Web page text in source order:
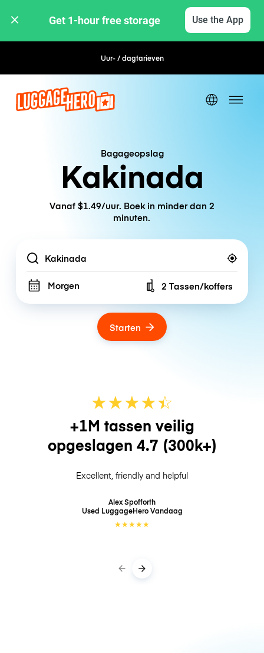
Get 1-hour free storage Use the App
Uur- / dagtarieven Flexibel boeken
Bagageopslag
Kakinada
Vanaf $1.49/uur. Boek in minder dan 2
minuten.
Location
Morgen Number of bags
2 Tassen/koffers
Starten
★★★★☆
★
+1M tassen veilig
opgeslagen 4.7 (300k+)
Excellent, friendly and helpful
Alex Spofforth
Used LuggageHeroVandaag
★★★★★